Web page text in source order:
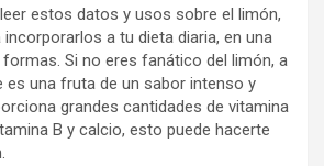
estos datos y usos sobre el limón,
a tu dieta diaria, en una
formas. Si no eres fanático del limón, a
es una fruta de un sabor intenso y
grandes cantidades de vitamina
B y calcio, esto puede hacerte